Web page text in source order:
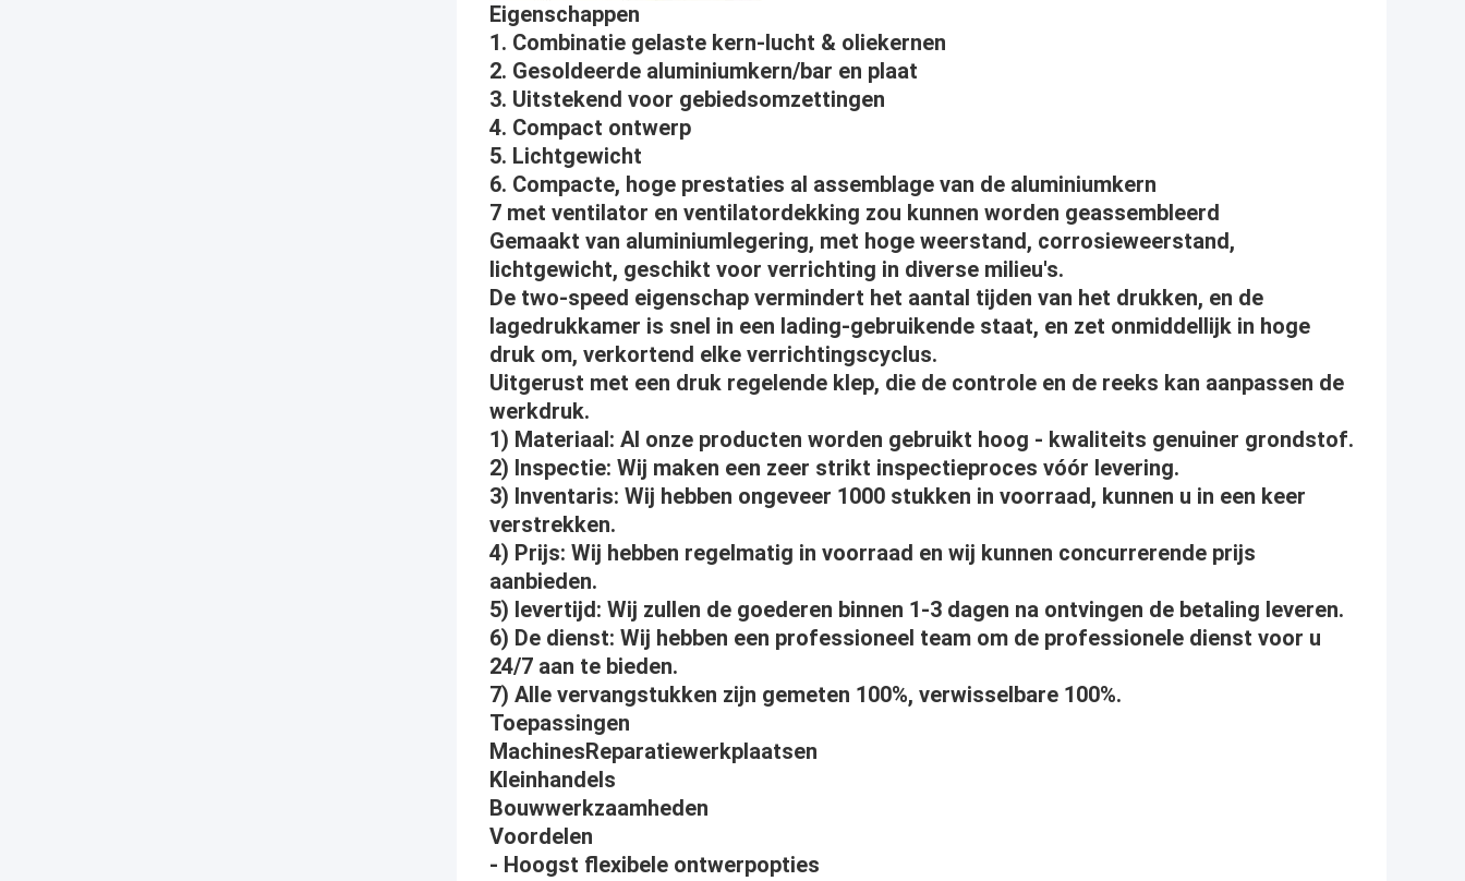
Eigenschappen
1. Combinatie gelaste kern-lucht & oliekernen
2. Gesoldeerde aluminiumkern/bar en plaat
3. Uitstekend voor gebiedsomzettingen
4. Compact ontwerp
5. Lichtgewicht
6. Compacte, hoge prestaties al assemblage van de aluminiumkern
7 met ventilator en ventilatordekking zou kunnen worden geassembleerd
Gemaakt van aluminiumlegering, met hoge weerstand, corrosieweerstand,
lichtgewicht, geschikt voor verrichting in diverse milieu's.
De two-speed eigenschap vermindert het aantal tijden van het drukken, en de
lagedrukkamer is snel in een lading-gebruikende staat, en zet onmiddellijk in hoge
druk om, verkortend elke verrichtingscyclus.
Uitgerust met een druk regelende klep, die de controle en de reeks kan aanpassen de
werkdruk.
1) Materiaal: Al onze producten worden gebruikt hoog - kwaliteits genuiner grondstof.
2) Inspectie: Wij maken een zeer strikt inspectieproces vóór levering.
3) Inventaris: Wij hebben ongeveer 1000 stukken in voorraad, kunnen u in een keer
verstrekken.
4) Prijs: Wij hebben regelmatig in voorraad en wij kunnen concurrerende prijs
aanbieden.
5) levertijd: Wij zullen de goederen binnen 1-3 dagen na ontvingen de betaling leveren.
6) De dienst: Wij hebben een professioneel team om de professionele dienst voor u
24/7 aan te bieden.
7) Alle vervangstukken zijn gemeten 100%, verwisselbare 100%.
Toepassingen
MachinesReparatiewerkplaatsen
Kleinhandels
Bouwwerkzaamheden
Voordelen
- Hoogst flexibele ontwerpopties